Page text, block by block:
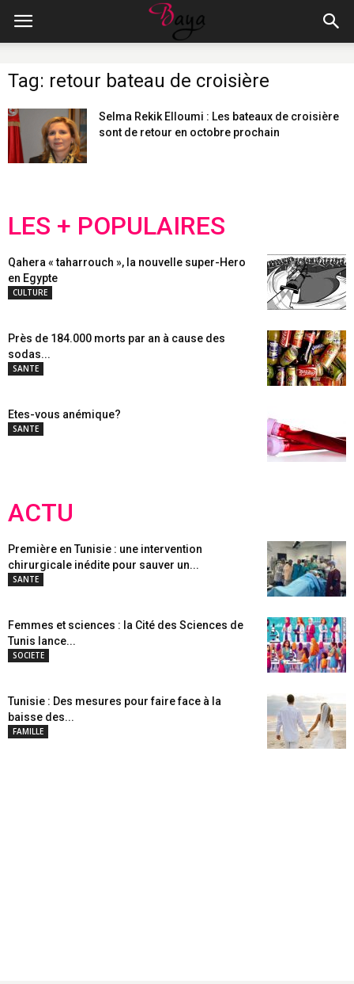
Tag: retour bateau de croisière
Selma Rekik Elloumi : Les bateaux de croisière
sont de retour en octobre prochain
LES + POPULAIRES
Qahera « taharrouch », la nouvelle super-Hero
en Egypte
CULTURE
Près de 184.000 morts par an à cause des
sodas...
SANTE
Etes-vous anémique?
SANTE
ACTU
Première en Tunisie : une intervention
chirurgicale inédite pour sauver un...
SANTE
Femmes et sciences : la Cité des Sciences de
Tunis lance...
SOCIETE
Tunisie : Des mesures pour faire face à la
baisse des...
FAMILLE